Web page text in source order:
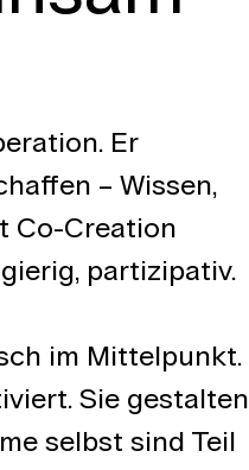
Er
– Wissen,
Co-Creation
partizipativ.
im Mittelpunkt.
Sie gestalten
selbst sind Teil